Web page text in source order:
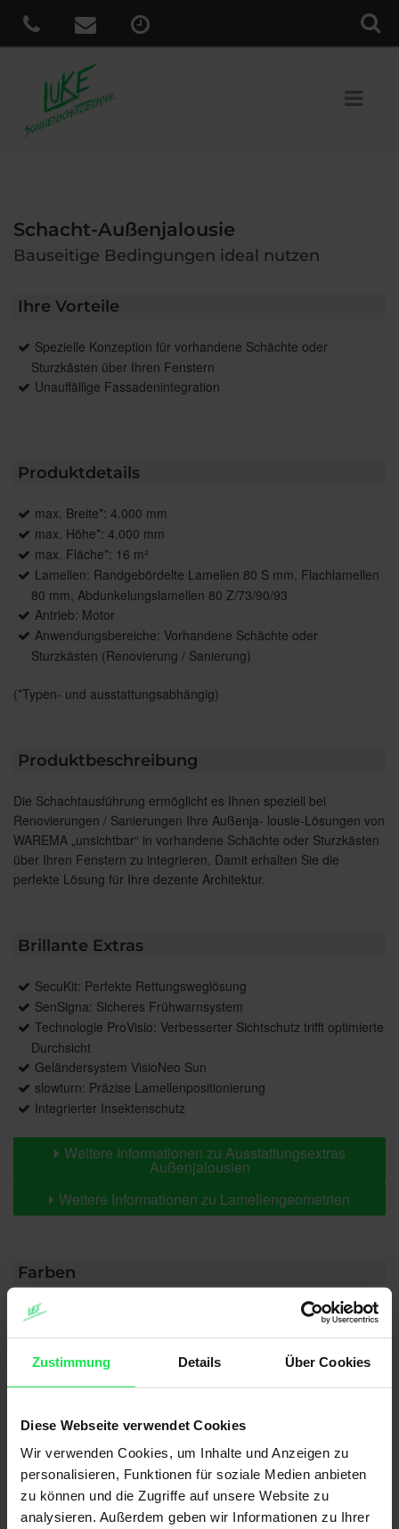
Zustimmung Details Über Cookies
Diese Webseite verwendet Cookies
Wir verwenden Cookies, um Inhalte und Anzeigen zu
personalisieren, Funktionen für soziale Medien anbieten
zu können und die Zugriffe auf unsere Website zu
analysieren. Außerdem geben wir Informationen zu Ihrer
Schacht-Außenjalousie
Bauseitige Bedingungen ideal nutzen
Ihre Vorteile
Spezielle Konzeption für vorhandene Schächte oder
Sturzkästen über Ihren Fenstern
Unauffällige Fassadenintegration
Produktdetails
max. Breite*: 4.000 mm
max. Höhe*: 4.000 mm
max. Fläche*: 16 m²
Lamellen: Randgebördelte Lamellen 80 S mm, Flachlamellen
80 mm, Abdunkelungslamellen 80 Z/73/90/93
Antrieb: Motor
Anwendungsbereiche: Vorhandene Schächte oder
Sturzkästen (Renovierung / Sanierung)
(*Typen- und ausstattungsabhängig)
Produktbeschreibung
Die Schachtausführung ermöglicht es Ihnen speziell bei
Renovierungen / Sanierungen Ihre Außenja- lousie-Lösungen von
WAREMA „unsichtbar“ in vorhandene Schächte oder Sturzkästen
über Ihren Fenstern zu integrieren. Damit erhalten Sie die
perfekte Lösung für Ihre dezente Architektur.
Brillante Extras
SecuKit: Perfekte Rettungsweglösung
SenSigna: Sicheres Frühwarnsystem
Technologie ProVisio: Verbesserter Sichtschutz trifft optimierte
Durchsicht
Geländersystem VisioNeo Sun
slowturn: Präzise Lamellenpositionierung
Integrierter Insektenschutz
Weitere Informationen zu Ausstattungsextras
Außenjalousien
Weitere Informationen zu Lamellengeometrien
Farben
Das könnte Sie auch interessieren